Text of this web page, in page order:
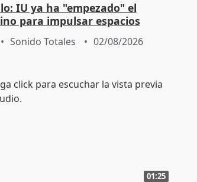
IU ya ha "empezado" el
para impulsar espacios
para las municipales
Sonido Totales 02/08/2026
01:25